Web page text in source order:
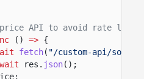
price API to avoid rate
() => {
fetch( "/custom-api/
res. json();